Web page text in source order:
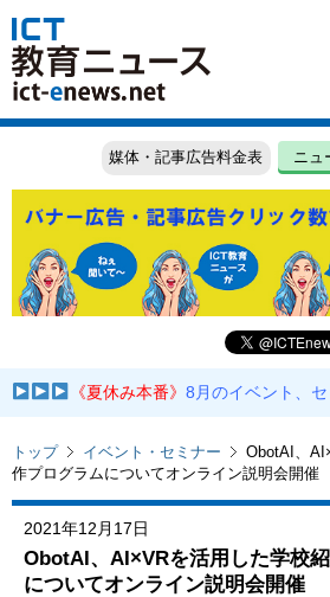
媒体・記事広告料金表 ニュ
《夏休み本番》8月のイベント、
トップ イベント・セミナー
ObotAI、
作プログラムについてオンライン説明会開催
2021年12月17日
ObotAI、AI×VRを活用した学校
についてオンライン説明会開催